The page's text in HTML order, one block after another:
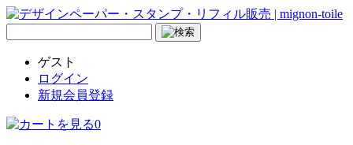
ゲスト
ログイン
新規会員登録
0